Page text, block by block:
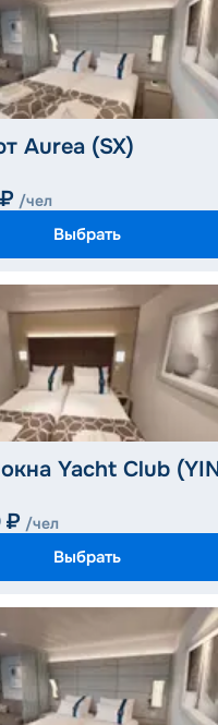
Aurea (SX)
₽ /чел
Выбрать
Yacht Club
₽ /чел
Выбрать